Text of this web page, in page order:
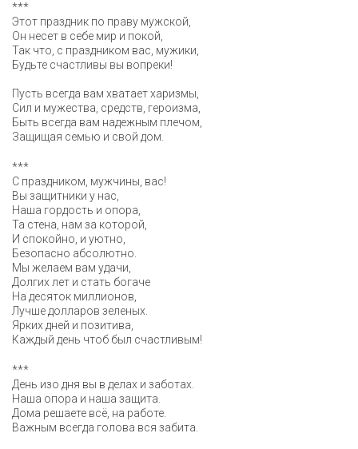
***
Этот праздник по праву мужской,
Он несет в себе мир и покой,
Так что, с праздником вас, мужики,
Будьте счастливы вы вопреки!
Пусть всегда вам хватает харизмы,
Сил и мужества, средств, героизма,
Быть всегда вам надежным плечом,
Защищая семью и свой дом.
***
С праздником, мужчины, вас!
Вы защитники у нас,
Наша гордость и опора,
Та стена, нам за которой,
И спокойно, и уютно,
Безопасно абсолютно.
Мы желаем вам удачи,
Долгих лет и стать богаче
На десяток миллионов,
Лучше долларов зеленых.
Ярких дней и позитива,
Каждый день чтоб был счастливым!
***
День изо дня вы в делах и заботах.
Наша опора и наша защита.
Дома решаете всё, на работе.
Важным всегда голова вся забита.